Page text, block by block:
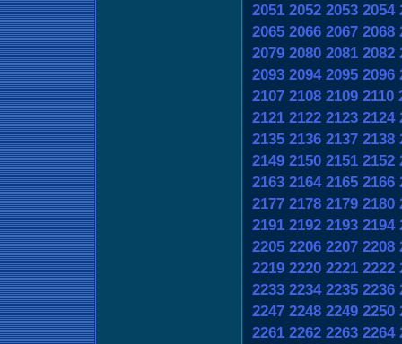
2051 2052 2053 2054
2065 2066 2067 2068
2079 2080 2081 2082
2093 2094 2095 2096
2107 2108 2109 2110
2121 2122 2123 2124
2135 2136 2137 2138
2149 2150 2151 2152
2163 2164 2165 2166
2177 2178 2179 2180
2191 2192 2193 2194
2205 2206 2207 2208
2219 2220 2221 2222
2233 2234 2235 2236
2247 2248 2249 2250
2261 2262 2263 2264